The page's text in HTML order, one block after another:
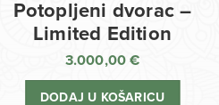
Potopljeni dvorac –
Limited Edition
3.000,00€
DODAJ U KOŠARICU